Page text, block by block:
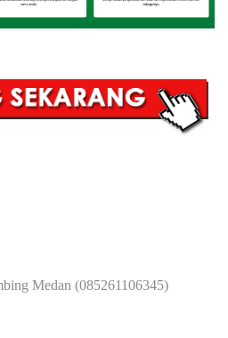
Medan (085261106345)